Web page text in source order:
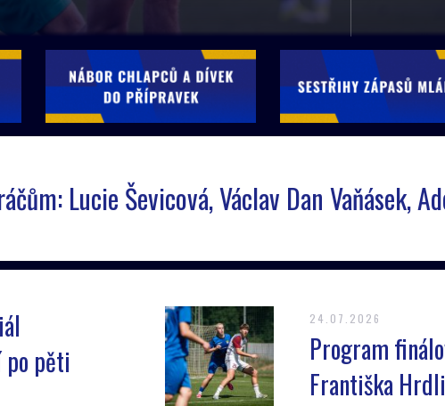
Lucie Ševicová, Václav Dan Vaňásek,
pěti
24.07.2026
Program
Františka